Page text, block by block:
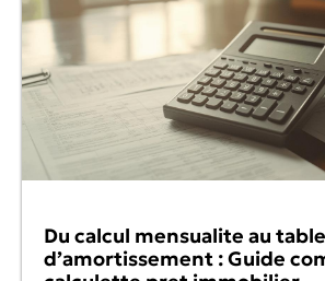
Du calcul mensualite au
d’amortissement : Guide